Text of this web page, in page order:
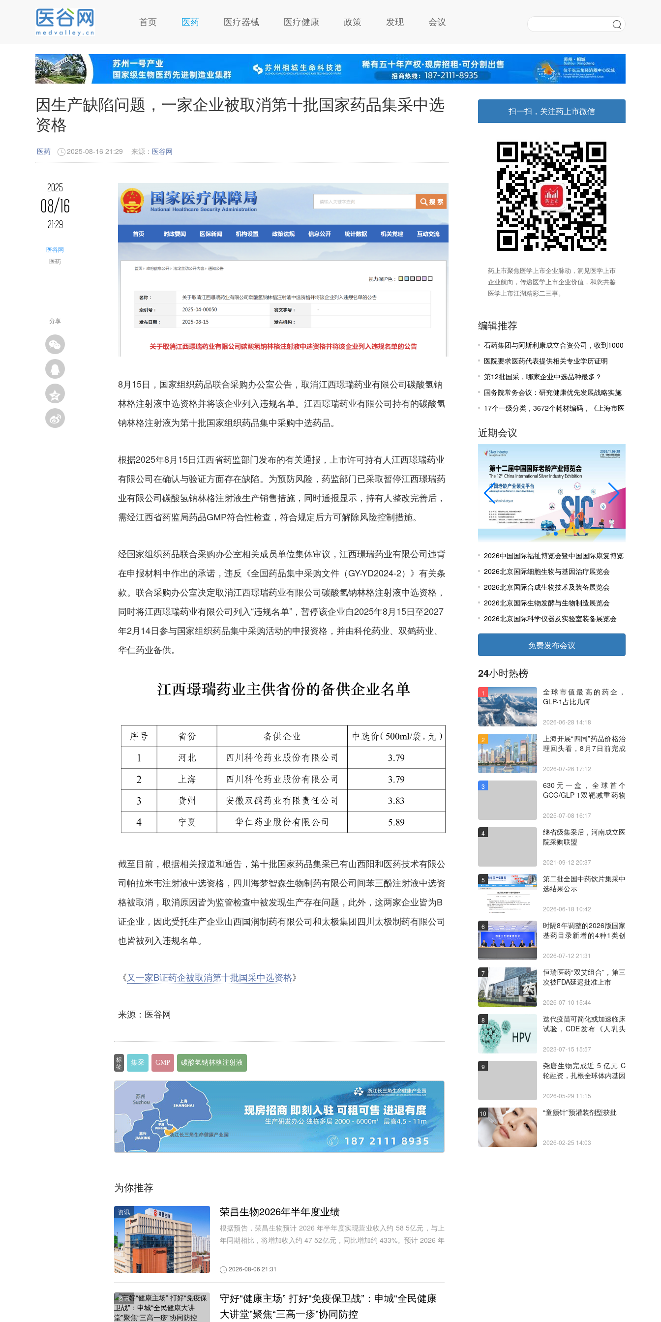
首页 医药 医疗器械 医疗健康 政策 发现 会议
因生产缺陷问题，一家企业被取消第十批国家药品集采中选
资格
医药 2025-08-16 21:29 来源： 医谷网
2025
08/16
21:29
医谷网
医药
分享
8月15日，国家组织药品联合采购办公室公告，取消江西璟瑞药业有限公司碳酸氢钠
林格注射液中选资格并将该企业列入违规名单。江西璟瑞药业有限公司持有的碳酸氢
钠林格注射液为第十批国家组织药品集中采购中选药品。
根据2025年8月15日江西省药监部门发布的有关通报，上市许可持有人江西璟瑞药业
有限公司在确认与验证方面存在缺陷。为预防风险，药监部门已采取暂停江西璟瑞药
业有限公司碳酸氢钠林格注射液生产销售措施，同时通报显示，持有人整改完善后，
需经江西省药监局药品GMP符合性检查，符合规定后方可解除风险控制措施。
经国家组织药品联合采购办公室相关成员单位集体审议，江西璟瑞药业有限公司违背
在申报材料中作出的承诺，违反《全国药品集中采购文件（GY-YD2024-2）》有关条
款。联合采购办公室决定取消江西璟瑞药业有限公司碳酸氢钠林格注射液中选资格，
同时将江西璟瑞药业有限公司列入“违规名单”，暂停该企业自2025年8月15日至2027
年2月14日参与国家组织药品集中采购活动的申报资格，并由科伦药业、双鹤药业、
华仁药业备供。
截至目前，根据相关报道和通告，第十批国家药品集采已有山西阳和医药技术有限公
司帕拉米韦注射液中选资格，四川海梦智森生物制药有限公司间苯三酚注射液中选资
格被取消，取消原因皆为监管检查中被发现生产存在问题，此外，这两家企业皆为B
证企业，因此受托生产企业山西国润制药有限公司和太极集团四川太极制药有限公司
也皆被列入违规名单。
《又一家B证药企被取消第十批国采中选资格》
来源：医谷网
标
签
集采 GMP 碳酸氢钠林格注射液
为你推荐
资讯 荣昌生物2026年半年度业绩
根据预告，荣昌生物预计 2026 年半年度实现营业收入约 58 5亿元，与上
年同期相比，将增加收入约 47 52亿元，同比增加约 433%。预计 2026 年
2026-08-06 21:31
资讯
守好“健康主场” 打好“免疫保卫战”：申城“全民健康
大讲堂”聚焦“三高一疹”协同防控
扫一扫，关注药上市微信
药上市聚焦医学上市企业脉动，洞见医学上市
企业航向，传递医学上市企业价值，和您共鉴
医学上市江湖精彩二三事。
编辑推荐
石药集团与阿斯利康成立合资公司，收到1000
万美元里程碑付款
医院要求医药代表提供相关专业学历证明
第12批国采，哪家企业中选品种最多？
国务院常务会议：研究健康优先发展战略实施
有关工作
17个一级分类，3672个耗材编码，《上海市医
近期会议
2026中国国际福祉博览会暨中国国际康复博览
会
2026北京国际细胞生物与基因治疗展览会
2026北京国际合成生物技术及装备展览会
2026北京国际生物发酵与生物制造展览会
2026北京国际科学仪器及实验室装备展览会
免费发布会议
24小时热榜
1
全球市值最高的药企，
GLP-1占比几何
2026-06-28 14:18
2
上海开展“四同”药品价格治
理回头看，8月7日前完成
2026-07-26 17:12
3
630元一盒，全球首个
GCG/GLP-1双靶减重药物
2025-07-08 16:17
4
继省级集采后，河南成立医
院采购联盟
2021-09-12 20:37
5
第二批全国中药饮片集采中
选结果公示
2026-06-18 10:42
6
时隔8年调整的2026版国家
基药目录新增的4种1类创
2026-07-12 21:31
7
恒瑞医药“双艾组合”，第三
次被FDA延迟批准上市
2026-07-10 15:44
8
迭代疫苗可简化或加速临床
试验，CDE发布《人乳头
导原则（试行）》
2023-07-15 15:57
9
尧唐生物完成近 5 亿元 C
轮融资，扎根全球体内基因
2026-05-29 11:15
10 “童颜针”预灌装剂型获批
2026-02-25 14:03